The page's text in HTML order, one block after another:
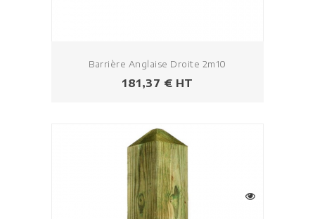
Barrière Anglaise Droite 2m10
Prezzo
181,37 € HT